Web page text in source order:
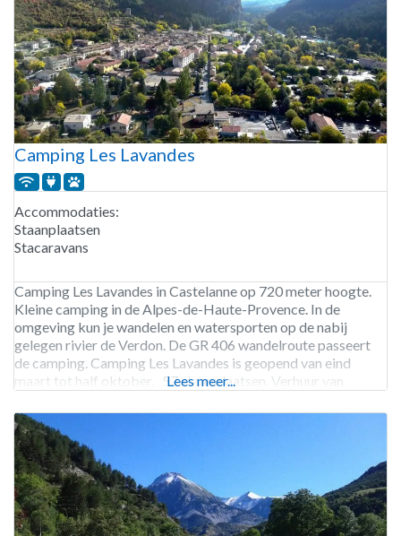
Camping Les Lavandes
Accommodaties:
Staanplaatsen
Stacaravans
Camping Les Lavandes in Castelanne op 720 meter hoogte.
Kleine camping in de Alpes-de-Haute-Provence. In de
omgeving kun je wandelen en watersporten op de nabij
gelegen rivier de Verdon. De GR 406 wandelroute passeert
de camping. Camping Les Lavandes is geopend van eind
maart tot half oktober. 57 staanplaatsen. Verhuur van
Lees meer...